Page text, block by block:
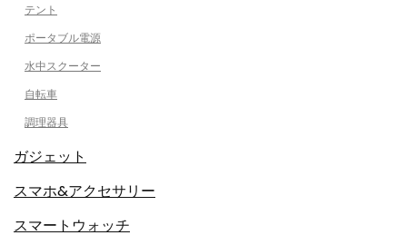
テント
ポータブル電源
水中スクーター
自転車
調理器具
ガジェット
スマホ&アクセサリー
スマートウォッチ